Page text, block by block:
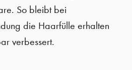
So bleibt bei
die Haarfülle erhalten
verbessert.